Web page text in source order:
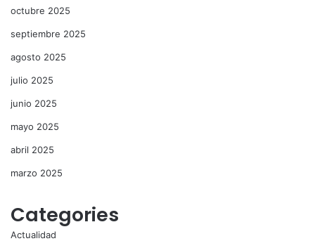
octubre 2025
septiembre 2025
agosto 2025
julio 2025
junio 2025
mayo 2025
abril 2025
marzo 2025
Categories
Actualidad